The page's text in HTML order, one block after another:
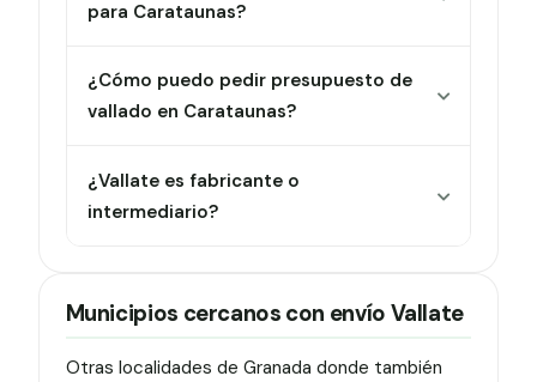
para Carataunas?
¿Cómo puedo pedir presupuesto de
vallado en Carataunas?
¿Vallate es fabricante o
intermediario?
Municipios cercanos con envío Vallate
Otras localidades de Granada donde también